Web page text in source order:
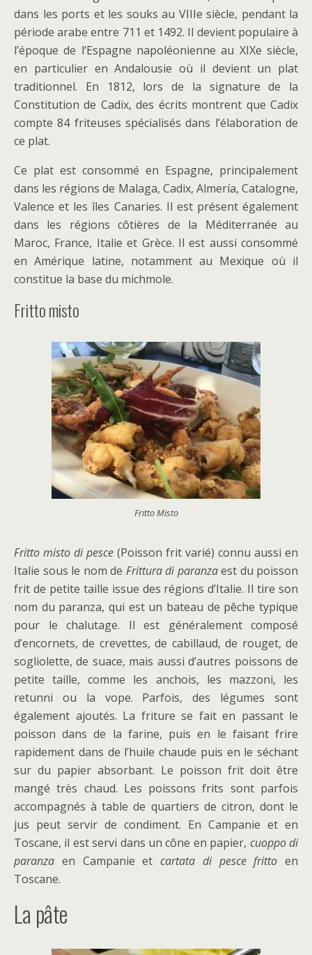
dans les ports et les souks au VIIIe siècle, pendant la
période arabe entre 711 et 1492. Il devient populaire à
l’époque de l’Espagne napoléonienne au XIXe siècle,
en particulier en Andalousie où il devient un plat
traditionnel. En 1812, lors de la signature de la
Constitution de Cadix, des écrits montrent que Cadix
compte 84 friteuses spécialisés dans l’élaboration de
ce plat.
Ce plat est consommé en Espagne, principalement
dans les régions de Malaga, Cadix, Almería, Catalogne,
Valence et les îles Canaries. Il est présent également
dans les régions côtières de la Méditerranée au
Maroc, France, Italie et Grèce. Il est aussi consommé
en Amérique latine, notamment au Mexique où il
constitue la base du michmole.
Fritto misto
Fritto Misto
Fritto misto di pesce (Poisson frit varié) connu aussi en
Italie sous le nom de Frittura di paranzaest du poisson
frit de petite taille issue des régions d’Italie. Il tire son
nom du paranza, qui est un bateau de pêche typique
pour le chalutage. Il est généralement composé
d’encornets, de crevettes, de cabillaud, de rouget, de
sogliolette, de suace, mais aussi d’autres poissons de
petite taille, comme les anchois, les mazzoni, les
retunni ou la vope. Parfois, des légumes sont
également ajoutés. La friture se fait en passant le
poisson dans de la farine, puis en le faisant frire
rapidement dans de l’huile chaude puis en le séchant
sur du papier absorbant. Le poisson frit doit être
mangé très chaud. Les poissons frits sont parfois
accompagnés à table de quartiers de citron, dont le
jus peut servir de condiment. En Campanie et en
Toscane, il est servi dans un cône en papier, cuoppo di
paranza en Campanie et cartata di pesce fritto en
Toscane.
La pâte